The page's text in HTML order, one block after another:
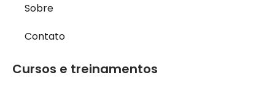
Sobre
Contato
Cursos e treinamentos